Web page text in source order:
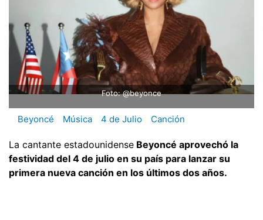
Foto: @beyonce
Beyoncé Música 4 de Julio Canción
La cantante estadounidense Beyoncé aprovechó la
festividad del 4 de julio en su país para lanzar su
primera nueva canción en los últimos dos años.